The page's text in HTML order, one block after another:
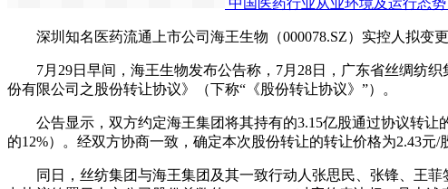
深圳知名医药流通上市公司海王生物（000078.SZ）实控人拟变更
7月29日早间，海王生物发布公告称，7月28日，广东省丝绸纺织
份有限公司之股份转让协议》（下称“《股份转让协议》”）。
公告显示，双方约定海王集团将其持有的3.15亿股通过协议转让
的12%）。经双方协商一致，确定本次股份转让的转让价格为2.43元/
同日，丝纺集团与海王集团及其一致行动人张思民、张锋、王菲